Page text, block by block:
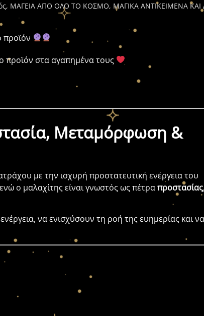
, ΜΑΓΕΙΑ ΑΠΟ ΟΛΟ ΤΟ ΚΟΣΜΟ, ΜΑΓΙΚΑ ΑΝΤΙΚΕΙΜΕΝΑ ΚΑΙ
προϊόν
προϊόν στα αγαπημένα τους
Μεταμόρφωση &
με την ισχυρή προστατευτική ενέργεια του
ο μαλαχίτης είναι γνωστός ως πέτρα
να ενισχύσουν τη ροή της ευημερίας και να